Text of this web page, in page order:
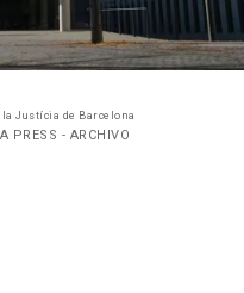
Justícia de Barcelona
PRESS - ARCHIVO